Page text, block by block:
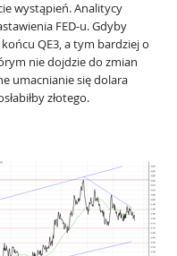
wystąpień. Analitycy
FED-u. Gdyby
QE3, a tym bardziej o
nie dojdzie do zmian
umacnianie się dolara
złotego.